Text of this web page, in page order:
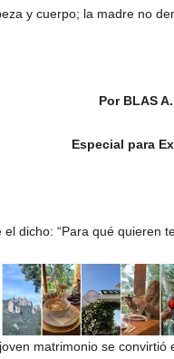
y cuerpo; la madre no
Por BLAS
Especial para
el dicho: “Para qué quieren
matrimonio se